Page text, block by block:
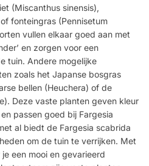
(Miscanthus sinensis),
fonteingras (Pennisetum
vullen elkaar goed aan met
en zorgen voor een
tuin. Andere mogelijke
zoals het Japanse bosgras
bellen (Heuchera) of de
Deze vaste planten geven kleur
passen goed bij Fargesia
al biedt de Fargesia scabrida
om de tuin te verrijken. Met
een mooi en gevarieerd